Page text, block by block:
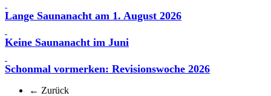
Lange Saunanacht am 1. August 2026
Keine Saunanacht im Juni
Schonmal vormerken: Revisionswoche 2026
← Zurück